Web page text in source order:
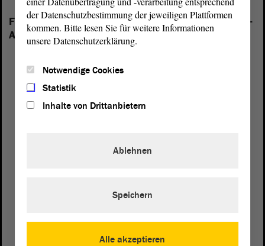
Folgende Fraktionen sind im Landtag von Sachsen-
Anhalt vertreten:
der Datenschutzbestimmung der jeweiligen Plattformen
kommen. Bitte lesen Sie für weitere Informationen
unsere Datenschutzerklärung.
Notwendige Cookies
Statistik
Inhalte von Drittanbietern
Alle akzeptieren
Ablehnen
Speichern